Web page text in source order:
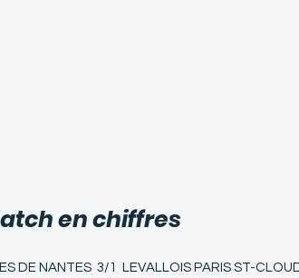
en chiffres
DE NANTES  3/1  LEVALLOIS PARIS ST-